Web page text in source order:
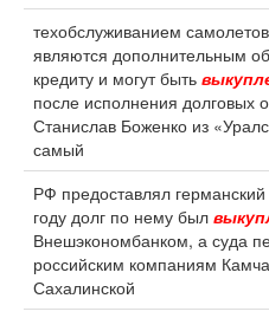
техобслуживанием
являются дополнительным
кредиту и могут быть
после исполнения долговых
Станислав Боженко из
самый
РФ предоставлял германский
году долг по нему был
Внешэкономбанком, а суда
российским компаниям
Сахалинской